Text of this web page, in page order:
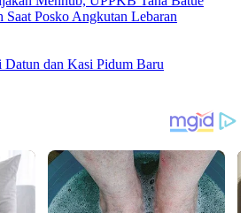
Posko Angkutan Lebaran
dan Kasi Pidum Baru